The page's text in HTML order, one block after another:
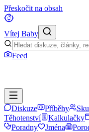
Přeskočit na obsah
Vítej Baby
Feed
Diskuze Příběhy
Těhotenství
Kalkulačky
Poradny
Jména